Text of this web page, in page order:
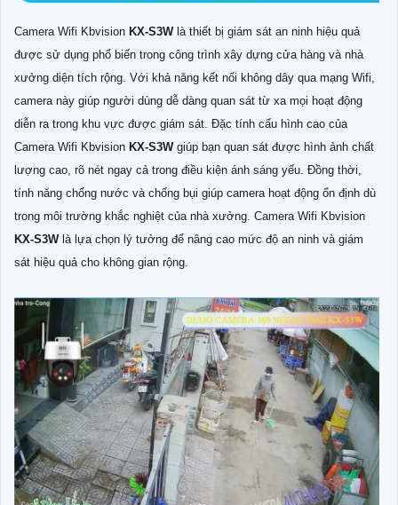
Camera Wifi Kbvision KX-S3W là thiết bị giám sát an ninh hiệu quả
được sử dụng phổ biến trong công trình xây dựng cửa hàng và nhà
xưởng diện tích rộng. Với khả năng kết nối không dây qua mạng Wifi,
camera này giúp người dùng dễ dàng quan sát từ xa mọi hoạt động
diễn ra trong khu vực được giám sát. Đặc tính cấu hình cao của
Camera Wifi Kbvision KX-S3W giúp bạn quan sát được hình ảnh chất
lượng cao, rõ nét ngay cả trong điều kiện ánh sáng yếu. Đồng thời,
tính năng chống nước và chống bụi giúp camera hoạt động ổn định dù
trong môi trường khắc nghiệt của nhà xưởng. Camera Wifi Kbvision
KX-S3W là lựa chọn lý tưởng để nâng cao mức độ an ninh và giám
sát hiệu quả cho không gian rộng.